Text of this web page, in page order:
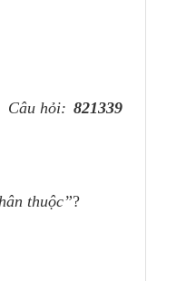
Câu hỏi: 821339
thuộc”?